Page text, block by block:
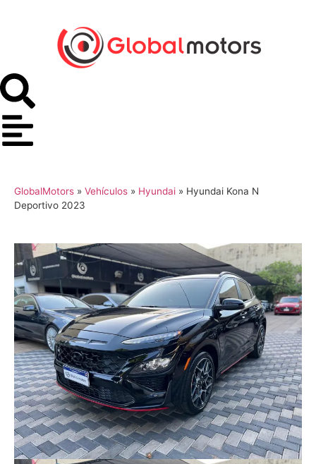
GlobalMotors » Vehículos » Hyundai » Hyundai Kona N
Deportivo 2023